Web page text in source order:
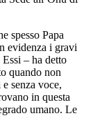
spesso Papa
evidenza i gravi
– ha detto
quando non
senza voce,
in questa
umano. Le